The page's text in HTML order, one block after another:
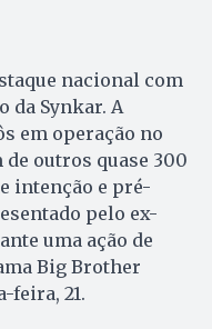
nacional com
da Synkar. A
em operação no
outros quase 300
intenção e pré-
pelo ex-
uma ação de
Big Brother
feira, 21.